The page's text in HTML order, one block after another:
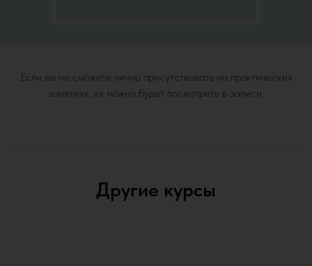
Если вы не сможете лично присутствовать на практических
занятиях, их можно будет посмотреть в записи.
Другие курсы